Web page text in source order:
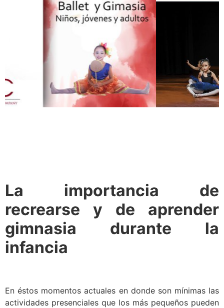
La importancia de
recrearse y de aprender
gimnasia durante la
infancia
En éstos momentos actuales en donde son mínimas las
actividades presenciales que los más pequeños pueden